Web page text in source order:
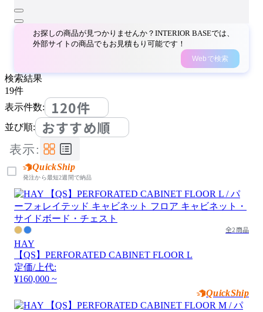
お探しの商品が見つかりませんか？INTERIOR BASEでは、
外部サイトの商品でもお見積もり可能です！
Webで検索
検索結果
19件
表示件数:
120件
並び順: おすすめ順
表示:
QuickShip
発注から最短2週間で納品
全2商品
HAY
【QS】PERFORATED CABINET FLOOR L
定価/上代:
¥160,000 ~
QuickShip